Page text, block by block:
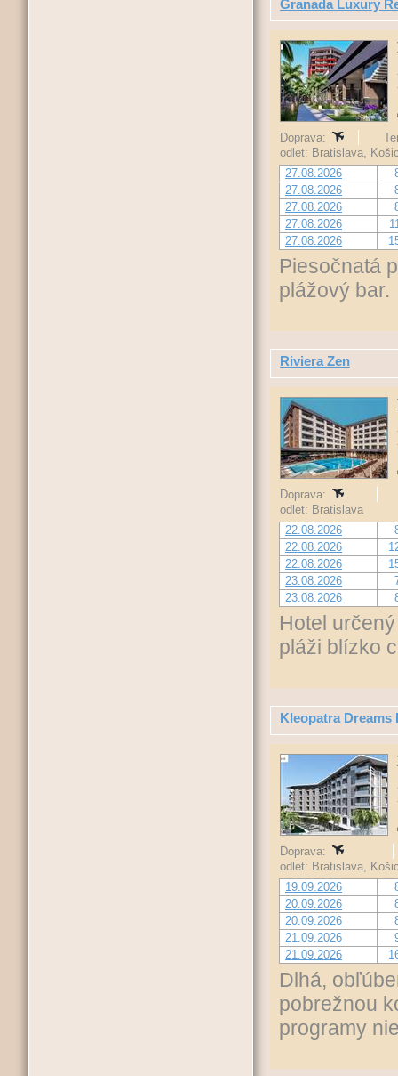
Granada Luxury
Doprava:
odlet: Bratislava,
27.08.2026
27.08.2026
27.08.2026
27.08.2026
27.08.2026
Piesočnatá
plážový bar.
Riviera Zen
Doprava:
odlet: Bratislava
22.08.2026
22.08.2026
22.08.2026
23.08.2026
23.08.2026
Hotel
pláži blízko
Kleopatra Dreams
Doprava:
odlet: Bratislava,
19.09.2026
20.09.2026
20.09.2026
21.09.2026
21.09.2026
Dlhá,
pobrežnou
programy